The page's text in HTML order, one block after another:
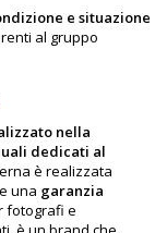
e situazione
al gruppo
nella
dedicati al
è realizzata
una garanzia
fotografi e